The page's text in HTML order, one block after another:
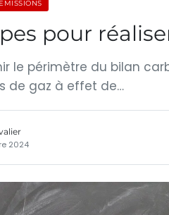
pour
le périmètre du bilan
de gaz à effet de…
2024